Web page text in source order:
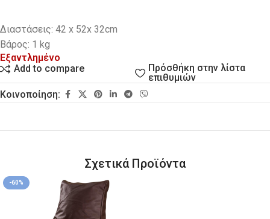
Διαστάσεις: 42 x 52x 32cm
Βάρος: 1 kg
Εξαντλημένο
Add to compare
Πρόσθήκη στην λίστα
επιθυμιών
Κοινοποίηση:
Σχετικά Προϊόντα
-60%